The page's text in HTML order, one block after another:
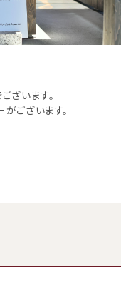
ざいます。
ございます。